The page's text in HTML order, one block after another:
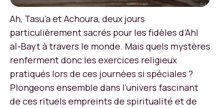
Ah, Tasu’a et Achoura, deux jours
particulièrement sacrés pour les fidèles d’Ahl
al-Bayt à travers le monde. Mais quels mystères
renferment donc les exercices religieux
pratiqués lors de ces journées si spéciales ?
Plongeons ensemble dans l’univers fascinant
de ces rituels empreints de spiritualité et de